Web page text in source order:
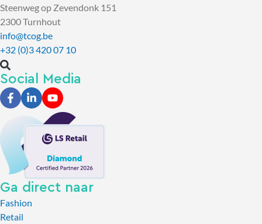
Steenweg op Zevendonk 151
2300 Turnhout
info@tcog.be
+32 (0)3 420 07 10
Social Media
Ga direct naar
Fashion
Retail